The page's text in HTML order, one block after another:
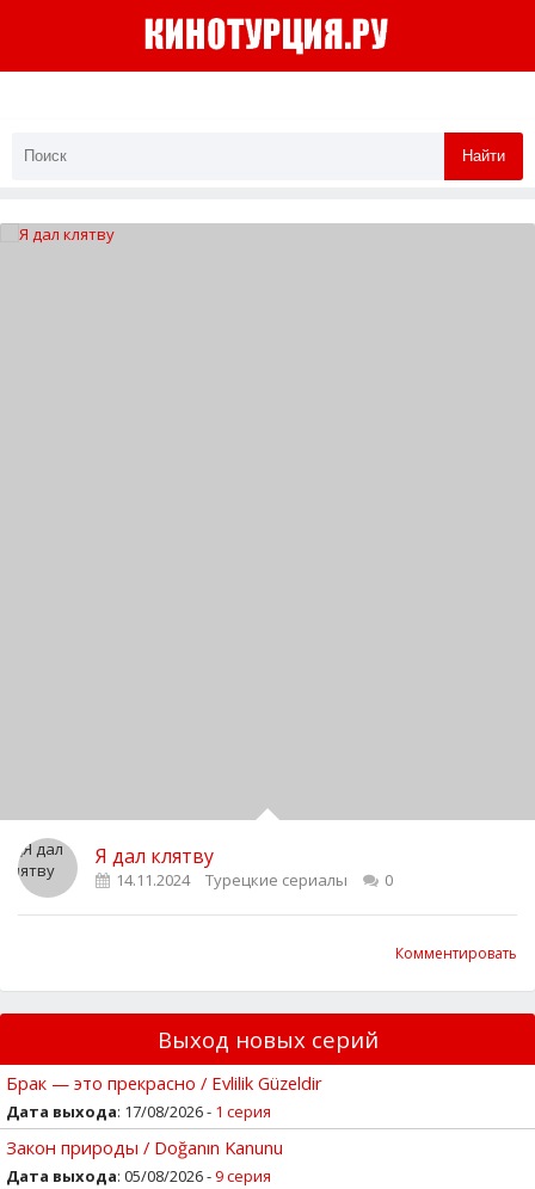
Найти
Я дал клятву
14.11.2024 Турецкие сериалы 0
Комментировать
Выход новых серий
Брак — это прекрасно / Evlilik Güzeldir
Дата выхода: 17/08/2026 - 1 серия
Закон природы / Doğanın Kanunu
Дата выхода: 05/08/2026 -9 серия